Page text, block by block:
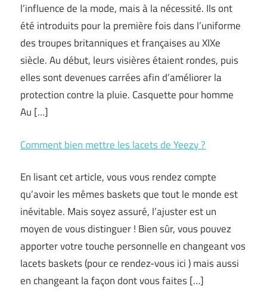
l’influence de la mode, mais à la nécessité. Ils ont
été introduits pour la première fois dans l’uniforme
des troupes britanniques et françaises au XIXe
siècle. Au début, leurs visières étaient rondes, puis
elles sont devenues carrées afin d’améliorer la
protection contre la pluie. Casquette pour homme
Au […]
Comment bien mettre les lacets de Yeezy ?
En lisant cet article, vous vous rendez compte
qu’avoir les mêmes baskets que tout le monde est
inévitable. Mais soyez assuré, l’ajuster est un
moyen de vous distinguer ! Bien sûr, vous pouvez
apporter votre touche personnelle en changeant vos
lacets baskets (pour ce rendez-vous ici ) mais aussi
en changeant la façon dont vous faites […]